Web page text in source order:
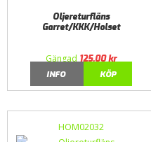
Oljereturfläns
Garret/KKK/Holset
Gängad 125,00kr
INFO
KÖP
HOM02032